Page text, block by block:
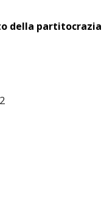
della partitocrazia